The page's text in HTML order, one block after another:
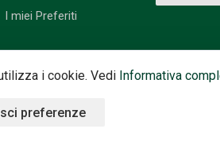
i cookie. Vedi Informativa
preferenze
I miei Preferiti